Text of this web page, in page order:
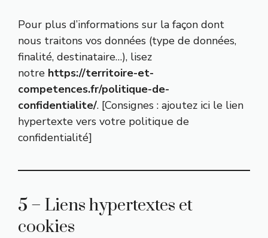
Pour plus d’informations sur la façon dont
nous traitons vos données (type de données,
finalité, destinataire…), lisez
notre https://territoire-et-
competences.fr/politique-de-
confidentialite/. [Consignes : ajoutez ici le lien
hypertexte vers votre politique de
confidentialité]
5 – Liens hypertextes et
cookies